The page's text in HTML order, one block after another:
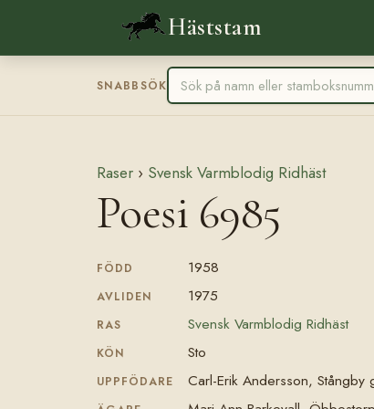
Häststam
SNABBSÖK
Raser › Svensk Varmblodig Ridhäst
Poesi 6985
FÖDD 1958
AVLIDEN 1975
RAS Svensk Varmblodig Ridhäst
KÖN Sto
UPPFÖDARE Carl-Erik Andersson, Stångby